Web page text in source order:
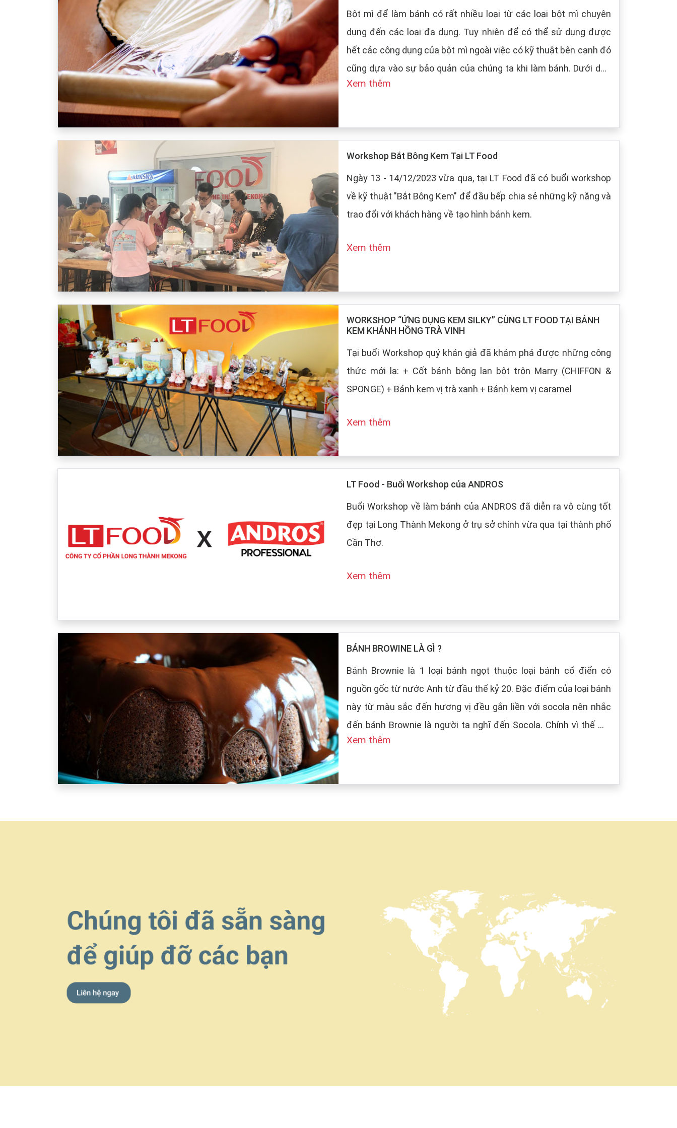
Bột mì để làm bánh có rất nhiều loại từ các loại bột mì chuyên
dụng đến các loại đa dụng. Tuy nhiên để có thể sử dụng được
hết các công dụng của bột mì ngoài việc có kỹ thuật bên cạnh đó
cũng dựa vào sự bảo quản của chúng ta khi làm bánh. Dưới dây,
LT Food sẽ đưa ra những cách bảo quản chung cho các loại bột
Xem thêm
Workshop Bắt Bông Kem Tại LT Food
Ngày 13 - 14/12/2023 vừa qua, tại LT Food đã có buổi workshop
về kỹ thuật "Bắt Bông Kem" để đầu bếp chia sẻ những kỹ năng và
trao đổi với khách hàng về tạo hình bánh kem.
Xem thêm
WORKSHOP “ỨNG DỤNG KEM SILKY” CÙNG LT FOOD TẠI BÁNH
KEM KHÁNH HỒNG TRÀ VINH
Tại buổi Workshop quý khán giả đã khám phá được những công
thức mới lạ: + Cốt bánh bông lan bột trộn Marry (CHIFFON &
SPONGE) + Bánh kem vị trà xanh + Bánh kem vị caramel
Xem thêm
LT Food - Buổi Workshop của ANDROS
Buổi Workshop về làm bánh của ANDROS đã diễn ra vô cùng tốt
đẹp tại Long Thành Mekong ở trụ sở chính vừa qua tại thành phố
Cần Thơ.
Xem thêm
BÁNH BROWINE LÀ GÌ ?
Bánh Brownie là 1 loại bánh ngọt thuộc loại bánh cổ điển có
nguồn gốc từ nước Anh từ đầu thế kỷ 20. Đặc điểm của loại bánh
này từ màu sắc đến hương vị đều gắn liền với socola nên nhắc
đến bánh Brownie là người ta nghĩ đến Socola. Chính vì thế mà
tên bánh là Brown (màu nâu) tượng trưng cho màu của Socola.
Xem thêm